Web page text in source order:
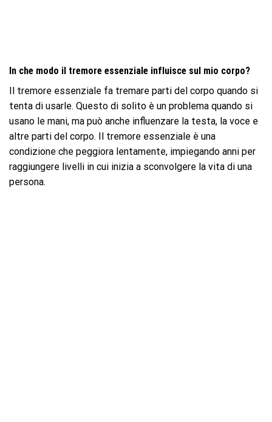
In che modo il tremore essenziale influisce sul mio corpo?
Il tremore essenziale fa tremare parti del corpo quando si
tenta di usarle. Questo di solito è un problema quando si
usano le mani, ma può anche influenzare la testa, la voce e
altre parti del corpo. Il tremore essenziale è una
condizione che peggiora lentamente, impiegando anni per
raggiungere livelli in cui inizia a sconvolgere la vita di una
persona.